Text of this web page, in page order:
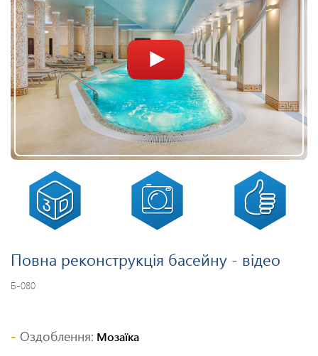
Повна реконструкція басейну - відео
Б-080
Оздоблення: Мозаїка